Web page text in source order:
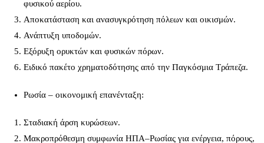
φυσικού αερίου.
Αποκατάσταση και ανασυγκρότηση πόλεων και οικισμών.
Ανάπτυξη υποδομών.
Εξόρυξη ορυκτών και φυσικών πόρων.
Ειδικό πακέτο χρηματοδότησης από την Παγκόσμια Τράπεζα.
Ρωσία – οικονομική επανένταξη:
Σταδιακή άρση κυρώσεων.
Μακροπρόθεσμη συμφωνία ΗΠΑ–Ρωσίας για ενέργεια, πόρους,